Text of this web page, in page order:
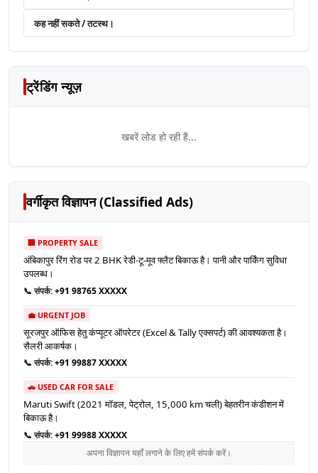
कह नहीं सकते / तटस्थ।
ट्रेंडिंग न्यूज़
खबरें लोड हो रही हैं...
वर्गीकृत विज्ञापन (Classified Ads)
🏢 PROPERTY SALE
अंबिकापुर रिंग रोड पर 2 BHK रेडी-टू-मूव फ्लैट बिकाऊ है। पानी और पार्किंग सुविधा
उपलब्ध।
📞 संपर्क:+91 98765 XXXXX
💼 URGENT JOB
सूरजपुर ऑफिस हेतु कंप्यूटर ऑपरेटर (Excel & Tally एक्सपर्ट) की आवश्यकता है।
सैलरी आकर्षक।
📞 संपर्क:+91 99887 XXXXX
🚗 USED CAR FOR SALE
Maruti Swift (2021 मॉडल, पेट्रोल, 15,000 km चली) बेहतरीन कंडीशन में
बिकाऊ है।
📞 संपर्क:+91 99988 XXXXX
अपना विज्ञापन यहाँ लगाने के लिए हमें संपर्क करें।